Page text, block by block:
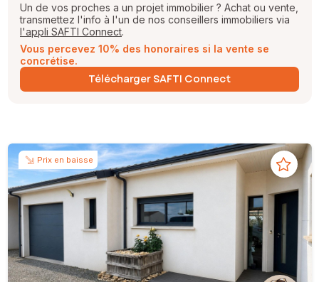
Un de vos proches a un projet immobilier ? Achat ou vente,
transmettez l'info à l'un de nos conseillers immobiliers via
l'appli SAFTI Connect.
Vous percevez 10% des honoraires si la vente se
concrétise.
Télécharger SAFTI Connect
Prix en baisse